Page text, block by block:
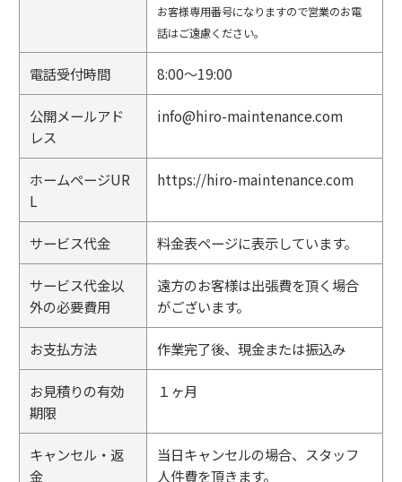
お客様専用番号になりますので営業のお電
話はご遠慮ください。
電話受付時間 8:00～19:00
公開メールアド
レス
info@hiro-maintenance.com
ホームページUR
L
https://hiro-maintenance.com
サービス代金 料金表ページに表示しています。
サービス代金以
外の必要費用
遠方のお客様は出張費を頂く場合
がございます。
お支払方法 作業完了後、現金または振込み
お見積りの有効
期限
１ヶ月
キャンセル・返
金
当日キャンセルの場合、スタッフ
人件費を頂きます。